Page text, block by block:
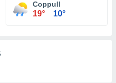
Coppull
19° 10°